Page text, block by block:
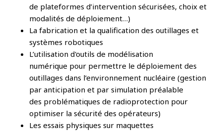
de plateformes d’intervention sécurisées, choix et
modalités de déploiement…)
La fabrication et la qualification des outillages et
systèmes robotiques
L’utilisation d'outils de modélisation
numérique pour permettre le déploiement des
outillages dans l’environnement nucléaire (gestion
par anticipation et par simulation préalable
des problématiques de radioprotection pour
optimiser la sécurité des opérateurs)
Les essais physiques sur maquettes